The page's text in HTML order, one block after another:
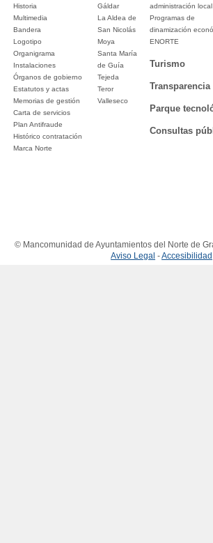
Historia
Multimedia
Bandera
Logotipo
Organigrama
Instalaciones
Órganos de gobierno
Estatutos y actas
Memorias de gestión
Carta de servicios
Plan Antifraude
Histórico contratación
Marca Norte
Gáldar
La Aldea de
San Nicolás
Moya
Santa María
de Guía
Tejeda
Teror
Valleseco
administración local
Programas de
dinamización
ENORTE
Turismo
Transparencia
Parque
Consultas
© Mancomunidad de Ayuntamientos del Norte de
Aviso Legal -Accesibilidad